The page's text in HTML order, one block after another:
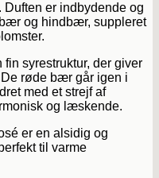
er indbydende og
og hindbær, suppleret
syrestruktur, der giver
røde bær går igen i
med et strejf af
og læskende.
er en alsidig og
til varme